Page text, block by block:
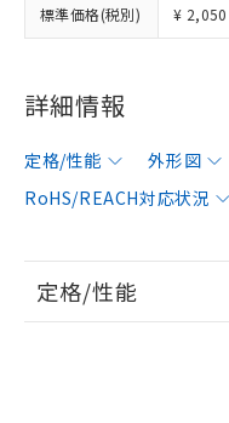
標準価格(税別) ¥ 2,050
詳細情報
定格/性能 外形図
RoHS/REACH対応状況
定格/性能